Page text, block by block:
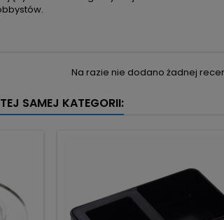
Na razie nie dodano żadnej
SAMEJ KATEGORII: